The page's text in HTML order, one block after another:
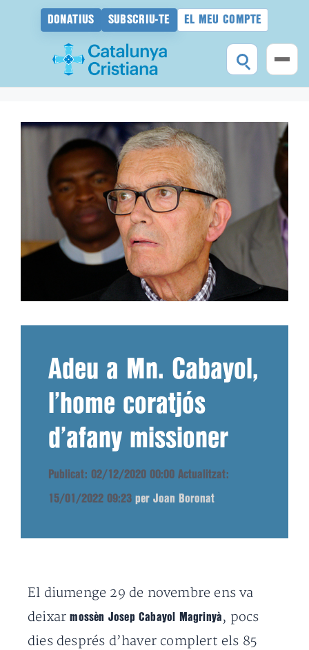
DONATIUS SUBSCRIU-TE EL MEU COMPTE
contingut
Adeu a Mn. Cabayol,
l’home coratjós
d’afany missioner
Publicat: 02/12/2020 00:00 Actualitzat:
15/01/2022 09:23 per Joan Boronat
El diumenge 29 de novembre ens va
deixarmossèn Josep Cabayol Magrinyà , pocs
dies després d’haver complert els 85